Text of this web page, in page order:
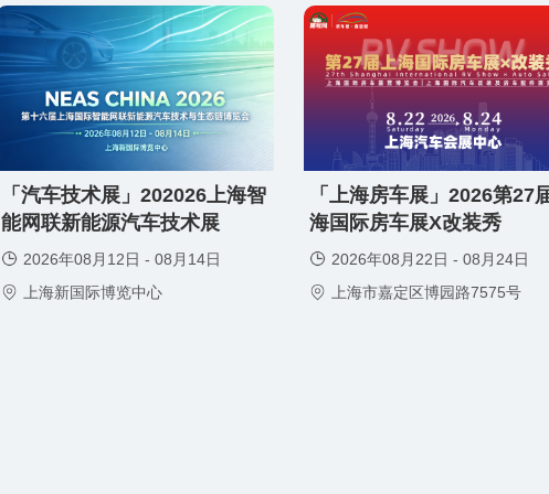
免费领取门票
「汽车技术展」202026上海智
能网联新能源汽车技术展
2026年08月12日 - 08月14日
上海新国际博览中心
免费领取门票
「上海房车展」2026第27
海国际房车展X改装秀
2026年08月22日 - 08月24日
上海市嘉定区博园路7575号